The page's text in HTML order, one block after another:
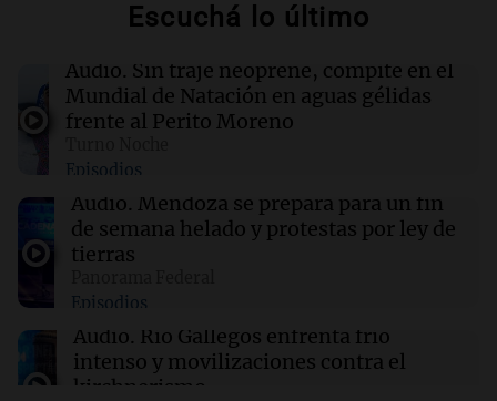
22:14 Viva la Radio Rosario
Kapanga celebra sus 30 años en Rosario: "Las
canciones envejecieron bien"
22:10 Amamos Argentina
Docentes italianos visitaron la ciudad de
Córdoba para interiorizarse sobre los parques
educativos
22:05 Amamos Argentina
Medicina reproductiva, entre la ayuda por
problemas de fertilidad y la ostentación de
millonarios
Escuchá lo último
Audio. Sin traje neoprene, compite en el
Mundial de Natación en aguas gélidas
frente al Perito Moreno
Episodios
Audio. Mendoza se prepara para un fin
de semana helado y protestas por ley de
tierras
Episodios
Audio. Río Gallegos enfrenta frío
intenso y movilizaciones contra el
kirchnerismo